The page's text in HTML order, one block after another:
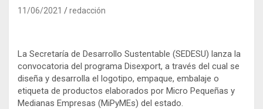
11/06/2021 redacción
La Secretaría de Desarrollo Sustentable (SEDESU) lanza la
convocatoria del programa Disexport, a través del cual se
diseña y desarrolla el logotipo, empaque, embalaje o
etiqueta de productos elaborados por Micro Pequeñas y
Medianas Empresas (MiPyMEs) del estado.